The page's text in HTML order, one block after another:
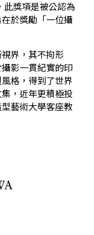
此獎項是被公認為
於獎勵「一位攝
界，其不拘形
影一貫紀實的印
格，得到了世界
，近年更積極投
藝術大學客座教